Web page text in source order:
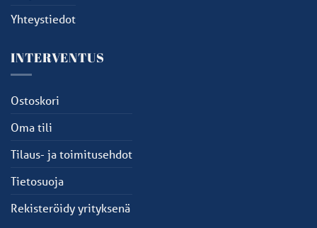
Yhteystiedot
INTERVENTUS
Ostoskori
Oma tili
Tilaus- ja toimitusehdot
Tietosuoja
Rekisteröidy yrityksenä